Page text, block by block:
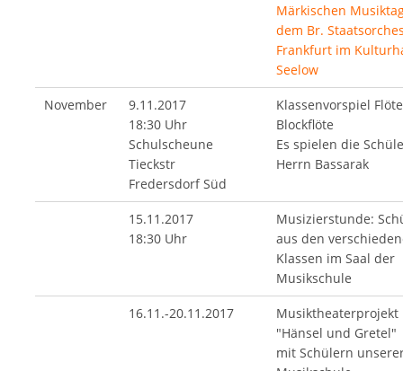
Märkischen
dem Br.
Frankfurt im
Seelow
November
9.11.2017
18:30 Uhr
Schulscheune
Tieckstr
Fredersdorf Süd
Klassenvorspiel
Blockflöte
Es spielen die
Herrn Bassarak
15.11.2017
18:30 Uhr
Musizierstunde:
aus den
Klassen im Saal der
Musikschule
16.11.-20.11.2017
Musiktheaterprojekt
"Hänsel und Gretel"
mit Schülern